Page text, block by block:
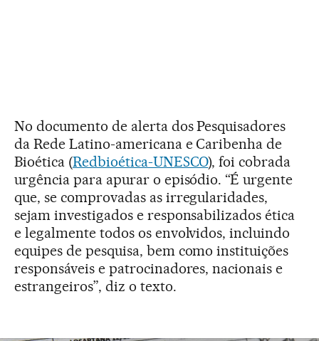
No documento de alerta dos Pesquisadores
da Rede Latino-americana e Caribenha de
Bioética (Redbioética-UNESCO), foi cobrada
urgência para apurar o episódio. “É urgente
que, se comprovadas as irregularidades,
sejam investigados e responsabilizados ética
e legalmente todos os envolvidos, incluindo
equipes de pesquisa, bem como instituições
responsáveis e patrocinadores, nacionais e
estrangeiros”, diz o texto.